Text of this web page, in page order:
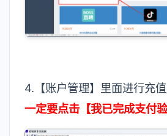
4.【账户管理】里面进行充
一定要点击【我已完成支付验